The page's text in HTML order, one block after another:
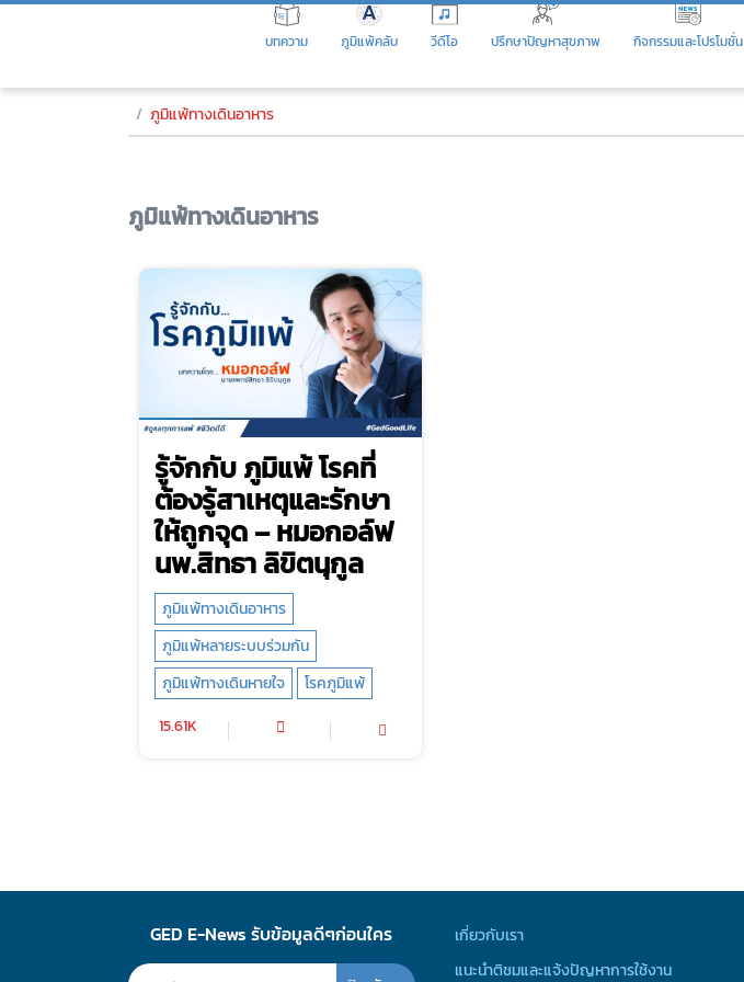
Skip
บทความ ภูมิแพ้คลับ วีดีโอ ปรึกษาปัญหาสุขภาพ กิจกรรมและโปรโมชั่น
ภูมิแพ้ทางเดินอาหาร
ภูมิแพ้ทางเดินอาหาร
รู้จักกับ ภูมิแพ้ โรคที่
ต้องรู้สาเหตุและรักษา
ให้ถูกจุด – หมอกอล์ฟ
นพ.สิทธา ลิขิตนุกูล
ภูมิแพ้ทางเดินอาหาร
ภูมิแพ้หลายระบบร่วมกัน
ภูมิแพ้ทางเดินหายใจ
โรคภูมิแพ้
15.61K
GED E-News รับข้อมูลดีๆก่อนใคร
เกี่ยวกับเรา
แนะนำติชมและแจ้งปัญหาการใช้งาน